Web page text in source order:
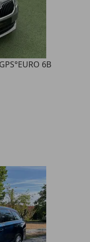
6B